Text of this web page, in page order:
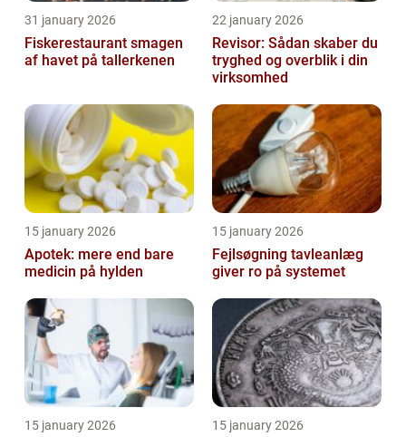
31 january 2026
Fiskerestaurant smagen
af havet på tallerkenen
22 january 2026
Revisor: Sådan skaber du
tryghed og overblik i din
virksomhed
15 january 2026
Apotek: mere end bare
medicin på hylden
15 january 2026
Fejlsøgning tavleanlæg
giver ro på systemet
15 january 2026 15 january 2026